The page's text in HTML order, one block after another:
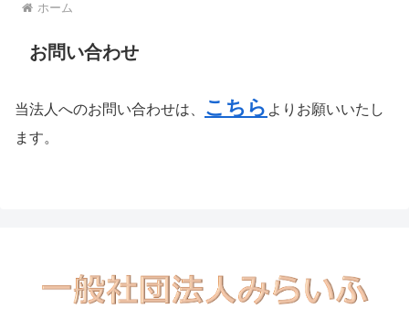
ホーム
お問い合わせ
当法人へのお問い合わせは、 こちら よりお願いいたし
ます。